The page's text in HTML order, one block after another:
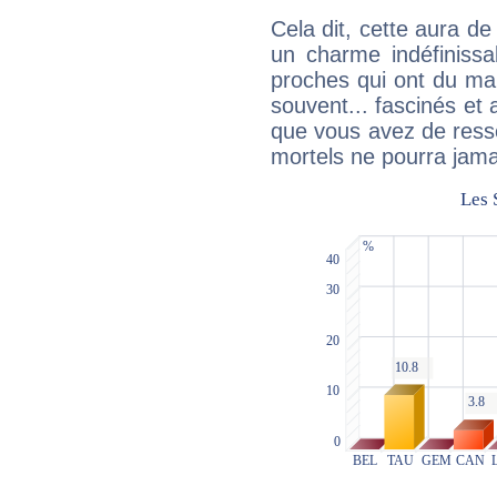
Cela dit, cette aura
un charme
proches qui ont du
souvent... fascinés et
que vous avez de
mortels ne pourra